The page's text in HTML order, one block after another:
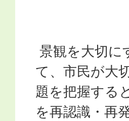
景観を大切に
て、市民が大
題を把握する
を再認識・再